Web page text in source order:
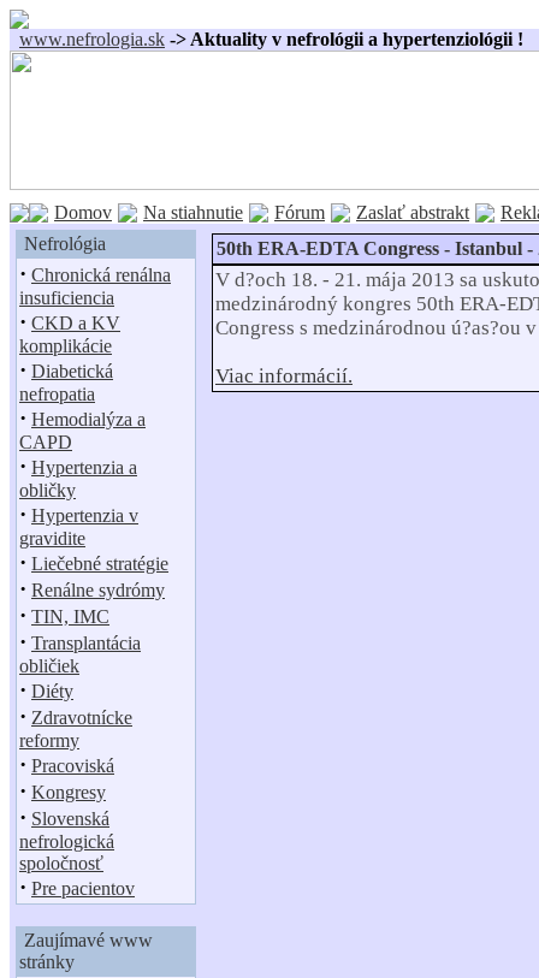
www.nefrologia.sk -> Aktuality v nefrológii a hypertenziológii !
Domov Na stiahnutie Fórum Zaslať abstrakt
Nefrológia
· Chronická renálna
insuficiencia
· CKD a KV
komplikácie
· Diabetická
nefropatia
· Hemodialýza a
CAPD
· Hypertenzia a
obličky
· Hypertenzia v
gravidite
· Liečebné stratégie
· Renálne sydrómy
· TIN, IMC
· Transplantácia
obličiek
· Diéty
· Zdravotnícke
reformy
· Pracoviská
· Kongresy
· Slovenská
nefrologická
spoločnosť
· Pre pacientov
Zaujímavé www
stránky
50th ERA-EDTA Congress - Istanbul -
V d?och 18. - 21. mája 2013 sa
medzinárodný kongres 50th ERA-
Congress s medzinárodnou ú?as?ou
Viac informácií.